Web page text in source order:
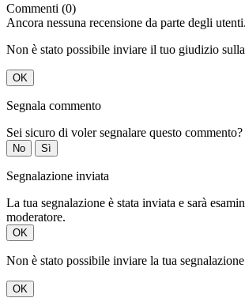
Commenti (0)
Ancora nessuna recensione da parte degli utenti.
Non è stato possibile inviare il tuo giudizio
OK
Segnala commento
Sei sicuro di voler segnalare questo commento?
No Sì
Segnalazione inviata
La tua segnalazione è stata inviata e sarà
moderatore.
OK
Non è stato possibile inviare la tua segnalazione
OK